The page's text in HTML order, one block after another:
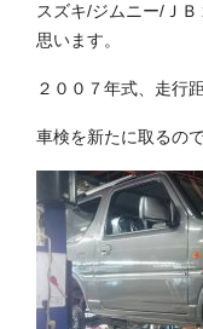
スズキ/ジムニー/Ｊ
思います。
２００７年式、走行
車検を新たに取るの